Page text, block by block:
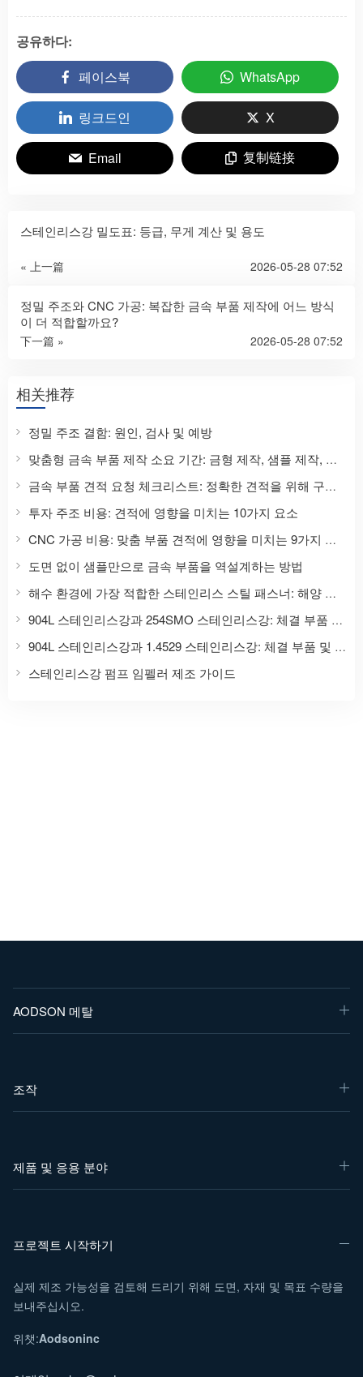
공유하다:
페이스북
WhatsApp
링크드인 X
Email 复制链接
스테인리스강 밀도표: 등급, 무게 계산 및 용도
« 上一篇 2026-05-28 07:52
정밀 주조와 CNC 가공: 복잡한 금속 부품 제작에 어느 방식
이 더 적합할까요?
下一篇 » 2026-05-28 07:52
相关推荐
정밀 주조 결함: 원인, 검사 및 예방
맞춤형 금속 부품 제작 소요 기간: 금형 제작, 샘플 제작, 생산 및 납품
금속 부품 견적 요청 체크리스트: 정확한 견적을 위해 구매 담당자가 제출해야 할 서류
투자 주조 비용: 견적에 영향을 미치는 10가지 요소
CNC 가공 비용: 맞춤 부품 견적에 영향을 미치는 9가지 요소
도면 없이 샘플만으로 금속 부품을 역설계하는 방법
해수 환경에 가장 적합한 스테인리스 스틸 패스너: 해양 및 해상 설비 적용을 위한 완벽한 소재 선정 가이드
904L 스테인리스강과 254SMO 스테인리스강: 체결 부품 및 심각한 부식 환경에 더 적합한 재질은 무엇일까요?
904L 스테인리스강과 1.4529 스테인리스강: 체결 부품 및 산업 응용 분야에 대한 완벽 비교
스테인리스강 펌프 임펠러 제조 가이드
AODSON 메탈
조작
제품 및 응용 분야
프로젝트 시작하기
실제 제조 가능성을 검토해 드리기 위해 도면, 자재 및 목표 수량을
보내주십시오.
위챗:Aodsoninc